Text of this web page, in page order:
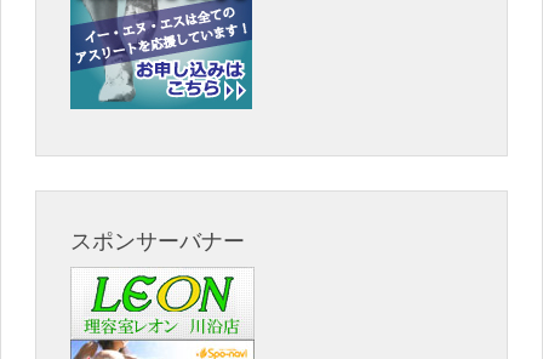
スポンサーバナー